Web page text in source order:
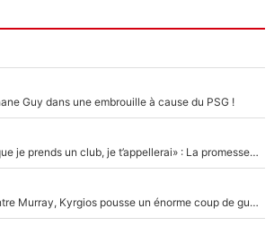
Guy dans une embrouille à cause du PSG !
Mercato - OM - «Dès que je prends un club, je t’appellerai» : La promesse de Marcelino au moment de claquer la porte
Victime de racisme contre Murray, Kyrgios pousse un énorme coup de gueule !